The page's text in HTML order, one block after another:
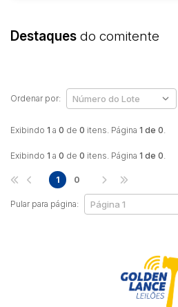
Destaques do comitente
Exibindo 1 a 0 de 0 itens. Página 1 de 0.
Ordenar por:
Exibindo 1 a 0 de 0 itens. Página 1 de 0.
Pular para página:
1 0